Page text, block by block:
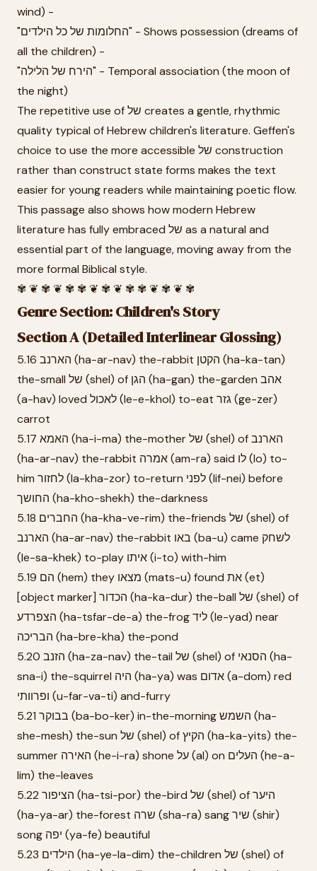
wind) -
"החלומות של כל הילדים" - Shows possession (dreams of
all the children) -
"הירח של הלילה" - Temporal association (the moon of
the night)
The repetitive use of של creates a gentle, rhythmic
quality typical of Hebrew children's literature. Geffen's
choice to use the more accessible של construction
rather than construct state forms makes the text
easier for young readers while maintaining poetic flow.
This passage also shows how modern Hebrew
literature has fully embraced של as a natural and
essential part of the language, moving away from the
more formal Biblical style.
✾ ❦ ✾ ❦ ✾ ✾ ❦ ✾ ❦ ✾ ✾ ❦ ✾ ❦ ✾
Genre Section: Children's Story
Section A (Detailed Interlinear Glossing)
5.16 הארנב (ha-ar-nav) the-rabbit הקטן (ha-ka-tan)
the-small של (shel) of הגן (ha-gan) the-garden אהב
(a-hav) loved לאכול (le-e-khol) to-eat גזר (ge-zer)
carrot
5.17 האמא (ha-i-ma) the-mother של (shel) of הארנב
(ha-ar-nav) the-rabbit אמרה (am-ra) said לו (lo) to-
him לחזור (la-kha-zor) to-return לפני (lif-nei) before
החושך (ha-kho-shekh) the-darkness
5.18 החברים (ha-kha-ve-rim) the-friends של (shel) of
הארנב (ha-ar-nav) the-rabbit באו (ba-u) came לשחק
(le-sa-khek) to-play איתו (i-to) with-him
5.19 הם (hem) they מצאו (mats-u) found את (et)
[object marker] הכדור (ha-ka-dur) the-ball של (shel) of
הצפרדע (ha-tsfar-de-a) the-frog ליד (le-yad) near
הבריכה (ha-bre-kha) the-pond
5.20 הזנב (ha-za-nav) the-tail של (shel) of הסנאי (ha-
sna-i) the-squirrel היה (ha-ya) was אדום (a-dom) red
ופרוותי (u-far-va-ti) and-furry
5.21 בבוקר (ba-bo-ker) in-the-morning השמש (ha-
she-mesh) the-sun של (shel) of הקיץ (ha-ka-yits) the-
summer האירה (he-i-ra) shone על (al) on העלים (he-a-
lim) the-leaves
5.22 הציפור (ha-tsi-por) the-bird של (shel) of היער
(ha-ya-ar) the-forest שרה (sha-ra) sang שיר (shir)
song יפה (ya-fe) beautiful
5.23 הילדים (ha-ye-la-dim) the-children של (shel) of